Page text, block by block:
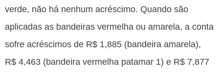
verde, não há nenhum acréscimo. Quando são
aplicadas as bandeiras vermelha ou amarela, a conta
sofre acréscimos de R$ 1,885 (bandeira amarela),
R$ 4,463 (bandeira vermelha patamar 1) e R$ 7,877